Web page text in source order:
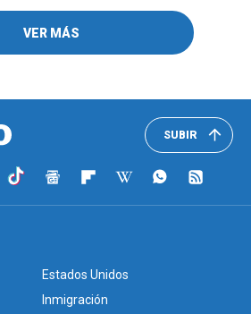
VER MÁS
SUBIR
Estados Unidos
Inmigración